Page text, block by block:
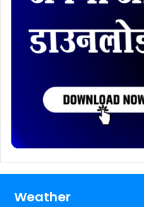
Weather